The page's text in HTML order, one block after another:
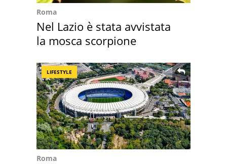
Roma
Nel Lazio è stata avvistata
la mosca scorpione
LIFESTYLE
Roma